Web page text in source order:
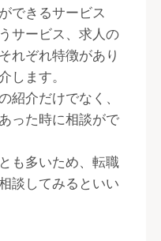
できるサービス
サービス、求人の
れぞれ特徴があり
します。
紹介だけでなく、
った時に相談がで
も多いため、転職
談してみるといい